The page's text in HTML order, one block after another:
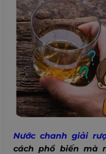
Nước chanh giải
cách phổ biến mà